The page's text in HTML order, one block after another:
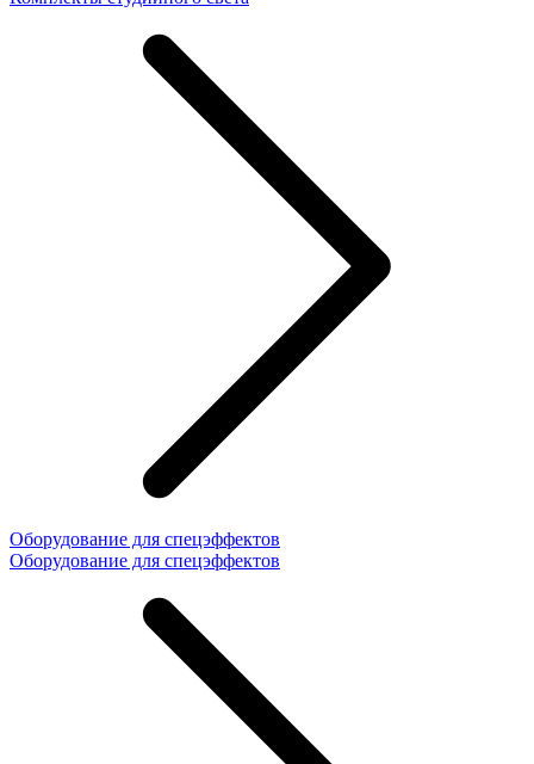
Оборудование для спецэффектов
Оборудование для спецэффектов